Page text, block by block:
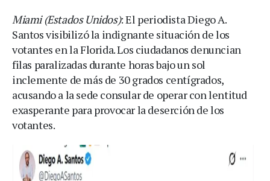
Miami (Estados Unidos): El periodista Diego A.
Santos visibilizó la indignante situación de los
votantes en la Florida. Los ciudadanos denuncian
filas paralizadas durante horas bajo un sol
inclemente de más de 30 grados centígrados,
acusando a la sede consular de operar con lentitud
exasperante para provocar la deserción de los
votantes.